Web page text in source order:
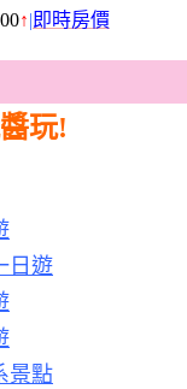
↑ 即時房價
玩!
日遊
景點